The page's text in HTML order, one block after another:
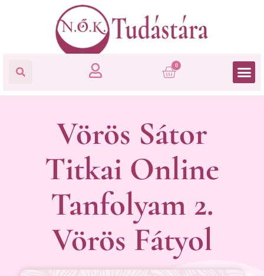
0
Vörös Sátor
Titkai Online
Tanfolyam 2.
Vörös Fátyol